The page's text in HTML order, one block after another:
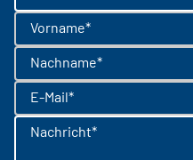
Vorname*
Nachname*
E-Mail*
Nachricht*